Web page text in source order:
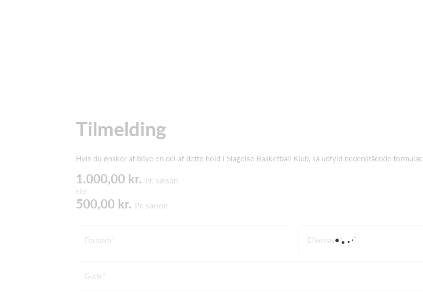
Tilmelding
Hvis du ønsker at blive en del af dette hold i Slagelse Basketball Klub, så udfyld nedenstående formular.
1.000,00 kr. Pr. sæson
eller
500,00 kr. Pr. sæson
Fornavn Efternavn
Gade